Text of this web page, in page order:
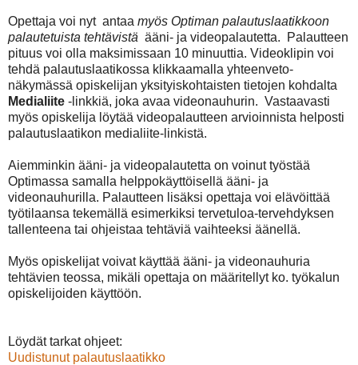
Opettaja voi nyt antaa myös Optiman palautuslaatikkoon
palautetuista tehtävistä ääni- ja videopalautetta. Palautteen
pituus voi olla maksimissaan 10 minuuttia. Videoklipin voi
tehdä palautuslaatikossa klikkaamalla yhteenveto-
näkymässä opiskelijan yksityiskohtaisten tietojen kohdalta
Medialiite -linkkiä, joka avaa videonauhurin. Vastaavasti
myös opiskelija löytää videopalautteen arvioinnista helposti
palautuslaatikon medialiite-linkistä.
Aiemminkin ääni- ja videopalautetta on voinut työstää
Optimassa samalla helppokäyttöisellä ääni- ja
videonauhurilla. Palautteen lisäksi opettaja voi elävöittää
työtilaansa tekemällä esimerkiksi tervetuloa-tervehdyksen
tallenteena tai ohjeistaa tehtäviä vaihteeksi äänellä.
Myös opiskelijat voivat käyttää ääni- ja videonauhuria
tehtävien teossa, mikäli opettaja on määritellyt ko. työkalun
opiskelijoiden käyttöön.
Löydät tarkat ohjeet:
Uudistunut palautuslaatikko